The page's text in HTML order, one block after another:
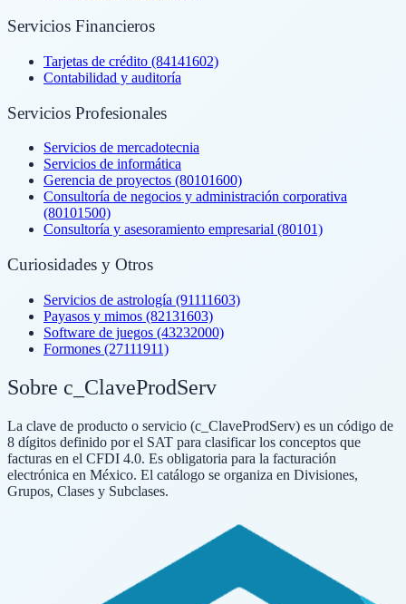
Servicios Financieros
Tarjetas de crédito (84141602)
Contabilidad y auditoría
Servicios Profesionales
Servicios de mercadotecnia
Servicios de informática
Gerencia de proyectos (80101600)
Consultoría de negocios y administración corporativa
(80101500)
Consultoría y asesoramiento empresarial (80101)
Curiosidades y Otros
Servicios de astrología (91111603)
Payasos y mimos (82131603)
Software de juegos (43232000)
Formones (27111911)
Sobre c_ClaveProdServ
La clave de producto o servicio (c_ClaveProdServ) es un código de
8 dígitos definido por el SAT para clasificar los conceptos que
facturas en el CFDI 4.0. Es obligatoria para la facturación
electrónica en México. El catálogo se organiza en Divisiones,
Grupos, Clases y Subclases.